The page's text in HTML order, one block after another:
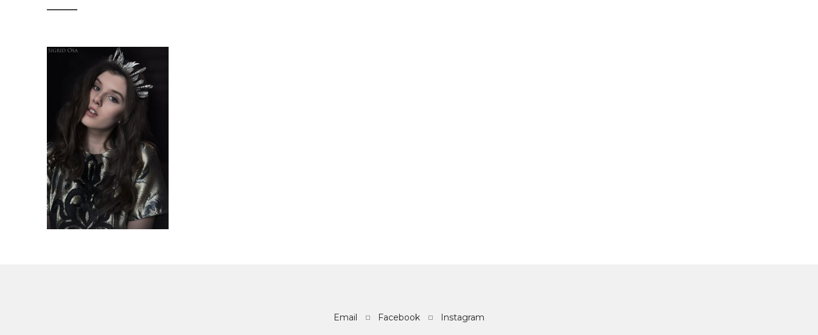
Email Facebook Instagram